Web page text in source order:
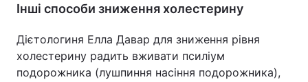
Інші способи зниження холестерину
Дієтологиня Елла Давар для зниження рівня
холестерину радить вживати псиліум
подорожника (лушпиння насіння подорожника),